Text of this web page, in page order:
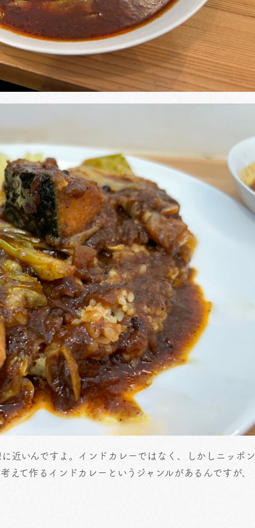
近いんですよ。インドカレーではなく、しかしニッポン
えて作るインドカレーというジャンルがあるんですが、